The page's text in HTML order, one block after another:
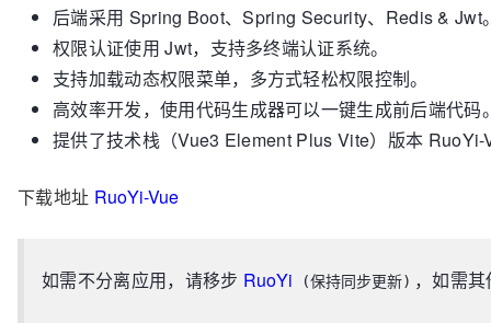
后端采用 Spring Boot、Spring Security、Redis & Jwt
权限认证使用 Jwt，支持多终端认证系统。
支持加载动态权限菜单，多方式轻松权限控制。
高效率开发，使用代码生成器可以一键生成前后端代码
提供了技术栈（Vue3 Element Plus Vite）版本
下载地址 RuoYi-Vue
如需不分离应用，请移步 RuoYi (保持同步更新) ，如需